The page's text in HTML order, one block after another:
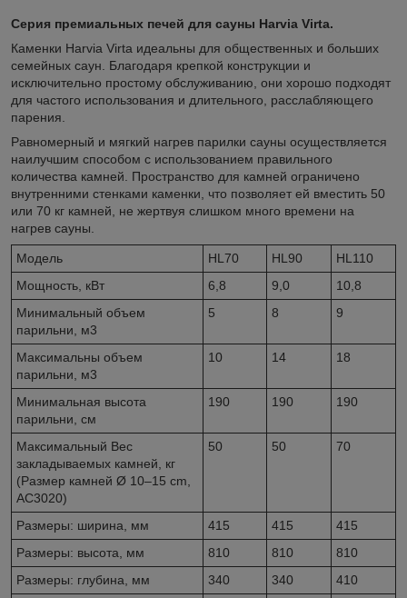
Серия премиальных печей для сауны Harvia Virta.
Каменки Harvia Virta идеальны для общественных и больших
семейных саун. Благодаря крепкой конструкции и
исключительно простому обслуживанию, они хорошо подходят
для частого использования и длительного, расслабляющего
парения.
Равномерный и мягкий нагрев парилки сауны осуществляется
наилучшим способом с использованием правильного
количества камней. Пространство для камней ограничено
внутренними стенками каменки, что позволяет ей вместить 50
или 70 кг камней, не жертвуя слишком много времени на
нагрев сауны.
Модель HL70 HL90
HL110
Мощность, кВт
6,8 9,0
10,8
Минимальный объем
парильни, м3
5 8 9
Максимальны объем
парильни, м3
10 14 18
Минимальная высота
парильни, см
190 190 190
Максимальный Вес
закладываемых камней, кг
(Размер камней Ø 10–15 cm,
AC3020)
50 50 70
Размеры: ширина, мм 415 415
415
Размеры: высота, мм
810 810
810
Размеры: глубина, мм
340 340
410